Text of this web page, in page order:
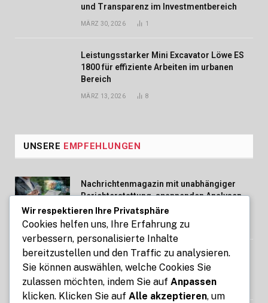
und Transparenz im Investmentbereich
MÄRZ 30, 2026 1
Leistungsstarker Mini Excavator Löwe ES
1800 für effiziente Arbeiten im urbanen
Bereich
MÄRZ 13, 2026 8
UNSERE EMPFEHLUNGEN
Nachrichtenmagazin mit unabhängiger
Berichterstattung, spannenden Analysen
und aktuellen Themen des Tages
AUGUST 4, 2026
STIG ROCK Erfahrungen im Vergleich Was
macht das Konzept besonders
AUGUST 4, 2026
Wir respektieren Ihre Privatsphäre
Cookies helfen uns, Ihre Erfahrung zu
verbessern, personalisierte Inhalte
bereitzustellen und den Traffic zu analysieren.
Sie können auswählen, welche Cookies Sie
zulassen möchten, indem Sie auf Anpassen
klicken. Klicken Sie auf Alle akzeptieren, um